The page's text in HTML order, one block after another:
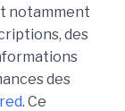
notamment
des
des
. Ce